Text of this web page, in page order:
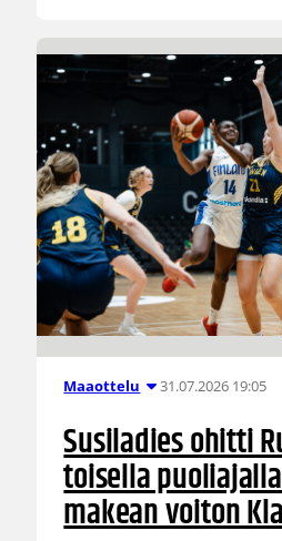
Maaottelu 31.07.2026 19:05
Susiladies ohitti
toisella
makean voiton